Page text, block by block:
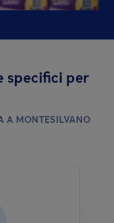
specifici per
A MONTESILVANO